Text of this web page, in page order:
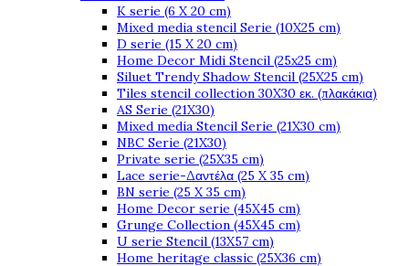
K serie (6 X 20 cm)
Mixed media stencil Serie (10X25 cm)
D serie (15 X 20 cm)
Home Decor Midi Stencil (25x25 cm)
Siluet Trendy Shadow Stencil (25X25 cm)
Tiles stencil collection 30X30 εκ. (πλακάκια)
AS Serie (21X30)
Mixed media Stencil Serie (21X30 cm)
NBC Serie (21X30)
Private serie (25X35 cm)
Lace serie-Δαντέλα (25 X 35 cm)
BN serie (25 X 35 cm)
Home Decor serie (45X45 cm)
Grunge Collection (45X45 cm)
U serie Stencil (13X57 cm)
Home heritage classic (25X36 cm)